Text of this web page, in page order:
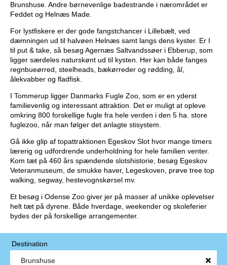
Brunshuse. Andre børnevenlige badestrande i nærområdet er
Feddet og Helnæs Made.
For lystfiskere er der gode fangstchancer i Lillebælt, ved
dæmningen ud til halvøen Helnæs samt langs dens kyster. Er I
til put & take, så besøg Agernæs Saltvandssøer i Ebberup, som
ligger særdeles naturskønt ud til kysten. Her kan både fanges
regnbueørred, steelheads, bækørreder og rødding, ål,
ålekvabber og fladfisk.
I Tommerup ligger Danmarks Fugle Zoo, som er en yderst
familievenlig og interessant attraktion. Det er muligt at opleve
omkring 800 forskellige fugle fra hele verden i den 5 ha. store
fuglezoo, når man følger det anlagte stisystem.
Gå ikke glip af topattraktionen Egeskov Slot hvor mange timers
lærerig og udfordrende underholdning for hele familien venter.
Kom tæt på 460 års spændende slotshistorie, besøg Egeskov
Veteranmuseum, de smukke haver, Legeskoven, prøve tree top
walking, segway, hestevognskørsel mv.
Et besøg i Odense Zoo giver jer på masser af unikke oplevelser
helt tæt på dyrene. Både hverdage, weekender og skoleferier
bydes der på forskellige arrangementer.
Destination